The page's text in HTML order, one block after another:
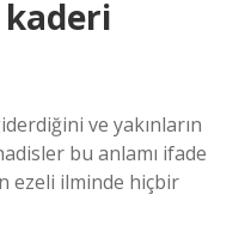
ve yakınların
bu anlamı ifade
ezeli ilminde hiçbir